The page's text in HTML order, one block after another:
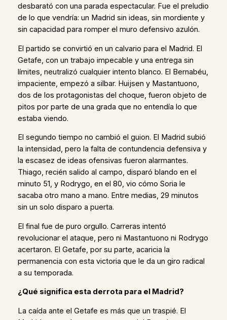
desbarató con una parada espectacular. Fue el preludio
de lo que vendría: un Madrid sin ideas, sin mordiente y
sin capacidad para romper el muro defensivo azulón.
El partido se convirtió en un calvario para el Madrid. El
Getafe, con un trabajo impecable y una entrega sin
límites, neutralizó cualquier intento blanco. El Bernabéu,
impaciente, empezó a silbar. Huijsen y Mastantuono,
dos de los protagonistas del choque, fueron objeto de
pitos por parte de una grada que no entendía lo que
estaba viendo.
El segundo tiempo no cambió el guion. El Madrid subió
la intensidad, pero la falta de contundencia defensiva y
la escasez de ideas ofensivas fueron alarmantes.
Thiago, recién salido al campo, disparó blando en el
minuto 51, y Rodrygo, en el 80, vio cómo Soria le
sacaba otro mano a mano. Entre medias, 29 minutos
sin un solo disparo a puerta.
El final fue de puro orgullo. Carreras intentó
revolucionar el ataque, pero ni Mastantuono ni Rodrygo
acertaron. El Getafe, por su parte, acaricia la
permanencia con esta victoria que le da un giro radical
a su temporada.
¿Qué significa esta derrota para el Madrid?
La caída ante el Getafe es más que un traspié. El